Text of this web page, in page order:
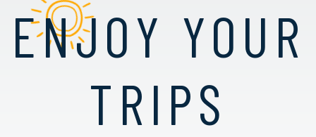
ENJOY YOUR
TRIPS